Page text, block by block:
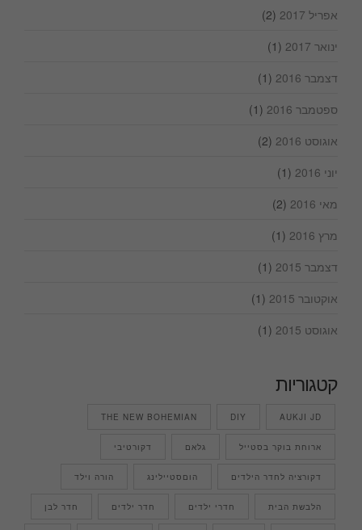
אפריל 2017
(2)
ינואר 2017
(1)
דצמבר 2016
(1)
ספטמבר 2016
(1)
אוגוסט 2016
(2)
יוני 2016
(1)
מאי 2016
(2)
מרץ 2016
(1)
דצמבר 2015
(1)
אוקטובר 2015
(1)
אוגוסט 2015
(1)
קטגוריות
AUKJI JD
DIY
THE NEW BOHEMIAN
ארוחת בוקר בסטייל גלאם דקורטיבי
דקורציה לחדר הילדים הוםסטיילינג הורה וילד
הלבשת הבית חדרי ילדים חדר ילדים חדר לבן